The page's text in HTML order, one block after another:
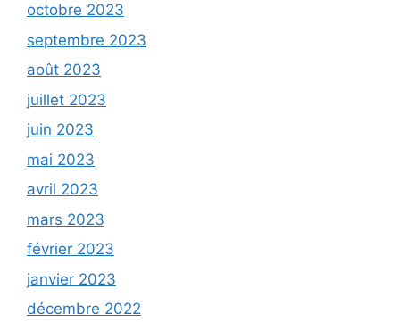
octobre 2023
septembre 2023
août 2023
juillet 2023
juin 2023
mai 2023
avril 2023
mars 2023
février 2023
janvier 2023
décembre 2022